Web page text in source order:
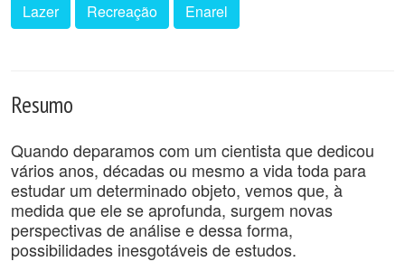
Lazer Recreação Enarel
Resumo
Quando deparamos com um cientista que dedicou
vários anos, décadas ou mesmo a vida toda para
estudar um determinado objeto, vemos que, à
medida que ele se aprofunda, surgem novas
perspectivas de análise e dessa forma,
possibilidades inesgotáveis de estudos.